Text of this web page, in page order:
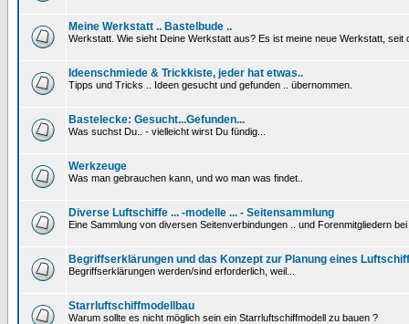
Meine Werkstatt .. Bastelbude ..
Werkstatt. Wie sieht Deine Werkstatt aus? Es ist meine neue Werkstatt, seit
Ideenschmiede & Trickkiste, jeder hat etwas..
Tipps und Tricks .. Ideen gesucht und gefunden .. übernommen.
Bastelecke: Gesucht...Gefunden...
Was suchst Du.. - vielleicht wirst Du fündig...
Werkzeuge
Was man gebrauchen kann, und wo man was findet..
Diverse Luftschiffe ... -modelle ... - Seitensammlung
Eine Sammlung von diversen Seitenverbindungen .. und Forenmitgliedern
Begriffserklärungen und das Konzept zur Planung eines
Begriffserklärungen werden/sind erforderlich, weil...
Starrluftschiffmodellbau
Warum sollte es nicht möglich sein ein Starrluftschiffmodell zu bauen ?